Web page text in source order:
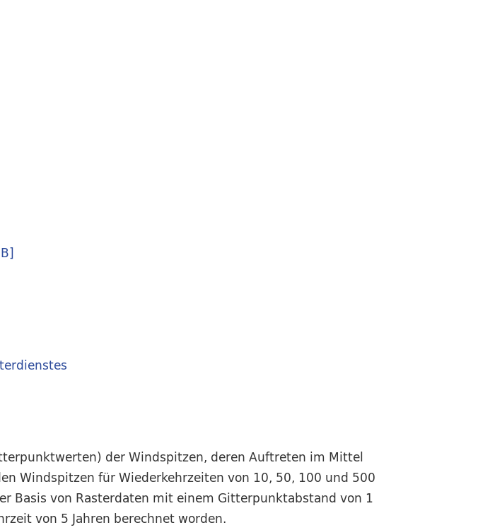
]
der Windspitzen, deren Auftreten im Mittel
Windspitzen für Wiederkehrzeiten von 10, 50, 100 und 500
Basis von Rasterdaten mit einem Gitterpunktabstand von 1
von 5 Jahren berechnet worden.